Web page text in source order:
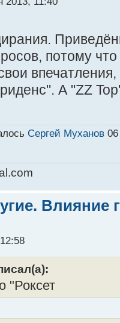
потому
А "ZZ
Сергей Муханов
Влияние
"Роксет